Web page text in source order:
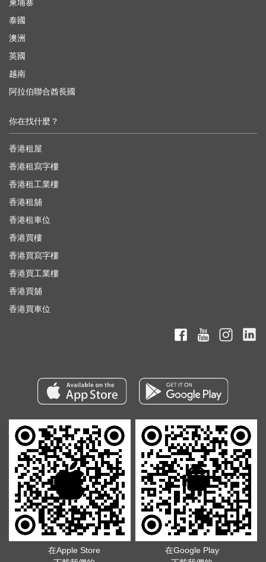
柬埔寨
泰國
澳洲
英國
越南
阿拉伯聯合酋長國
你在找什麼？
香港租屋
香港租寫字樓
香港租工業樓
香港租舖
香港租車位
香港買樓
香港買寫字樓
香港買工業樓
香港買舖
香港買車位
在Apple Store
在Google Play